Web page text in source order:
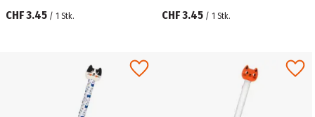
CHF 3.45 / 1 Stk. CHF 3.45 / 1 Stk.